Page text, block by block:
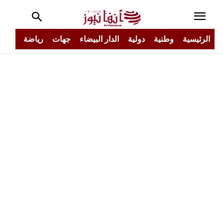
الرئيسية وطنية دولية الدار البيضاء جهات رياضة